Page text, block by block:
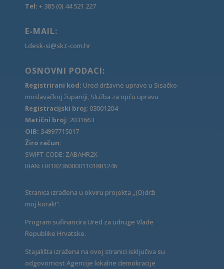
Tel: + 385 (0) 44 521 227
E-MAIL:
Ldesk-si@sk.t-com.hr
OSNOVNI PODACI:
Registrirani kod: Ured državne uprave u Sisačko-
moslavačkoj županiji, Služba za opću upravu
Registracijski broj: 03001204
Matični broj: 2031663
OIB: 34997715017
Žiro račun:
SWIFT CODE: ZABAHR2X
IBAN: HR1823600001101881246
Stranica izrađena u okviru projekta „(O)drži
moj korak!“.
Program sufinancira Ured za udruge Vlade
Republike Hrvatske.
Stajališta izražena na ovoj stranici isključiva su
odgovornost Agencije lokalne demokracije